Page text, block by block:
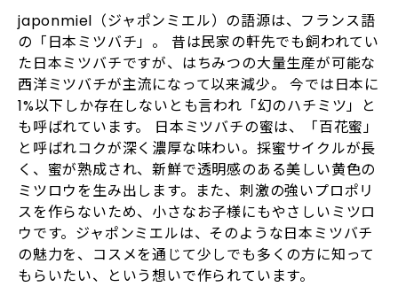
japonmiel（ジャポンミエル）の語源は、フランス語
の「日本ミツバチ」。 昔は民家の軒先でも飼われてい
た日本ミツバチですが、はちみつの大量生産が可能な
西洋ミツバチが主流になって以来減少。 今では日本に
1%以下しか存在しないとも言われ「幻のハチミツ」と
も呼ばれています。 日本ミツバチの蜜は、「百花蜜」
と呼ばれコクが深く濃厚な味わい。採蜜サイクルが長
く、蜜が熟成され、新鮮で透明感のある美しい黄色の
ミツロウを生み出します。また、刺激の強いプロポリ
スを作らないため、小さなお子様にもやさしいミツロ
ウです。ジャポンミエルは、そのような日本ミツバチ
の魅力を、コスメを通じて少しでも多くの方に知って
もらいたい、という想いで作られています。